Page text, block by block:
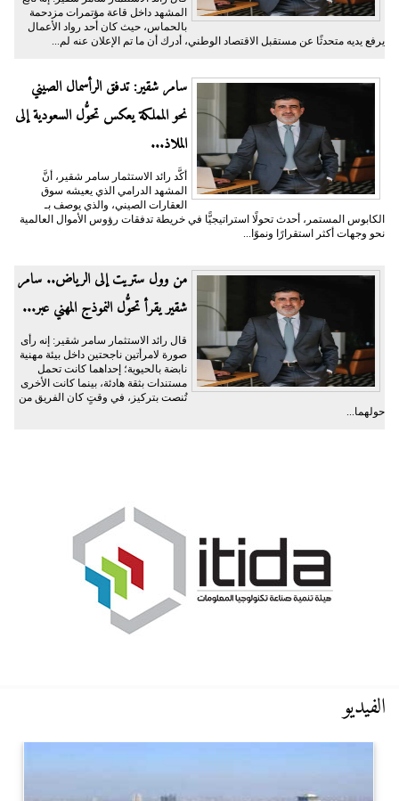
المشهد داخل قاعة مؤتمرات مزدحمة
بالحماس، حيث كان أحد رواد الأعمال
يرفع يديه متحدثًا عن مستقبل الاقتصاد الوطني، أدرك أن ما تم الإعلان عنه لم...
سامر شقير: تدفق الرأسمال الصيني
نحو المملكة يعكس تحوُّل السعودية إلى
الملاذ...
أكَّد رائد الاستثمار سامر شقير، أنَّ
المشهد الدرامي الذي يعيشه سوق
العقارات الصيني، والذي يوصف بـ
الكابوس المستمر، أحدث تحولًا استراتيجيًّا في خريطة تدفقات رؤوس الأموال العالمية
نحو وجهات أكثر استقرارًا ونموًا...
من وول ستريت إلى الرياض.. سامر
شقير يقرأ تحوُّل النموذج المهني عبر...
قال رائد الاستثمار سامر شقير: إنه رأى
صورة لامرأتين ناجحتين داخل بيئة مهنية
نابضة بالحيوية؛ إحداهما كانت تحمل
مستندات بثقة هادئة، بينما كانت الأخرى
تُنصت بتركيز، في وقتٍ كان الفريق من
حولهما...
الفيديو